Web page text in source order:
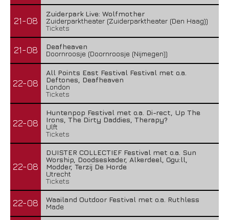
21-08
Zuiderpark Live: Wolfmother
Zuiderparktheater (Zuiderparktheater (Den Haag))
Tickets
21-08
Deafheaven
Doornroosje (Doornroosje (Nijmegen))
22-08
All Points East Festival Festival met o.a.
Deftones, Deafheaven
London
Tickets
22-08
Huntenpop Festival met o.a. Di-rect, Up The
Irons, The Dirty Daddies, Therapy?
Ulft
Tickets
22-08
DUISTER COLLECTIEF Festival met o.a. Sun
Worship, Doodseskader, Alkerdeel, Ggu:ll,
Modder, Terzij De Horde
Utrecht
Tickets
22-08
Waailand Outdoor Festival met o.a. Ruthless
Made